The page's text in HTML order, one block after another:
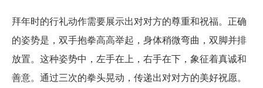
拜年时的行礼动作需要展示出对对方的尊重和祝福。正确
的姿势是，双手抱拳高高举起，身体稍微弯曲，双脚并排
放置。这种姿势中，左手在上，右手在下，象征着真诚和
善意。通过三次的拳头晃动，传递出对对方的美好祝愿。